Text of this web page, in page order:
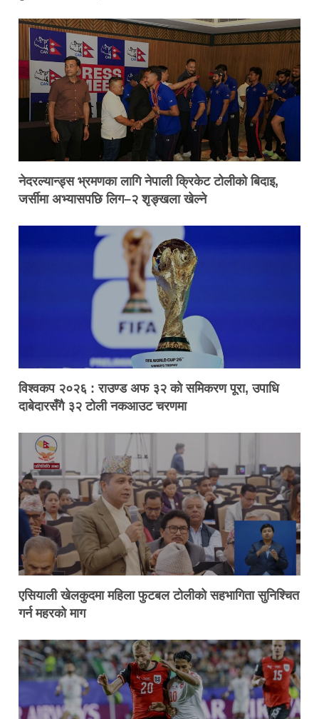
नेदरल्यान्ड्स भ्रमणका लागि नेपाली क्रिकेट टोलीको बिदाइ,
जर्सीमा अभ्यासपछि लिग–२ शृङ्खला खेल्ने
विश्वकप २०२६ : राउण्ड अफ ३२ को समिकरण पूरा, उपाधि
दाबेदारसँगै ३२ टोली नकआउट चरणमा
एसियाली खेलकुदमा महिला फुटबल टोलीको सहभागिता सुनिश्चित
गर्न महरको माग